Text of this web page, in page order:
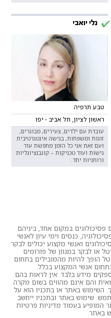
נלי יואבי
טבע תרפיה
ראשון לציון, תל אביב - יפו
עובדת עם ילדים, צעירים, מבוגרים,
זוגות ומשפחות, בגישה אינטגרטיבית
ועם זאת אני כל הזמן מחפשת עוד
גישות ועוד טכניקות – קונבנציונליות
ורוחניות יחד.
פסיכולוגים במקום אחד, ביניהם
כנסים וימי עיון לאנשי
ואנשי מקצוע יכולים לבקר
או לבקר במגוון של פורומים
הופך להיות מהמובילים בתחום
אנשי המקצוע בכלל.
מידע בלבד. אין לראות בהם
והם אינם מהווים בשום מקרה
השימוש באתר או בתכניו הוא על
שימוש באתר ובתכניו ייחשב
בעמוד מדיניות פרטיות
באתר.